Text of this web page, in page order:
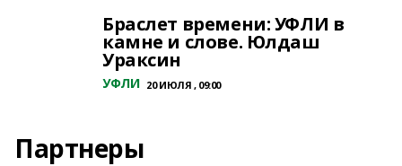
Браслет времени: УФЛИ в
камне и слове. Юлдаш
Ураксин
УФЛИ 20 ИЮЛЯ , 09:00
Партнеры